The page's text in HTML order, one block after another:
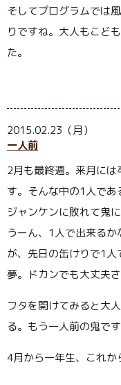
そしてプログラムでは
りですね。大人もこど
た。
2015.02.23（月）
一人前
2月も最終週。来月に
す。そんな中の1人で
ジャンケンに敗れて鬼に
うーん、1人で出来る
が、先日の缶けりで1
夢。ドカンでも大丈夫さ
フタを開けてみると大
る。もう一人前の鬼です
4月から一年生、これか